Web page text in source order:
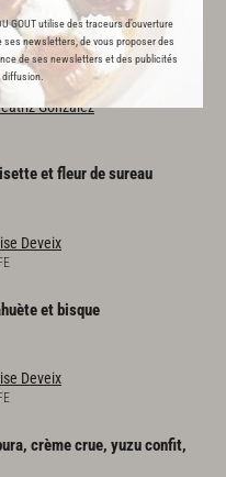
GOUT utilise des traceurs d’ouverture
ses newsletters, de vous proposer des
de ses newsletters et des publicités
d'huître et fruit de la
Gonzalez
etfleurdesureau
Deveix
et bisque
Deveix
crème crue, yuzu confit,